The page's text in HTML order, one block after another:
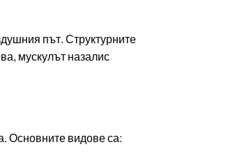
път. Структурните
мускулът назалис
Основните видове са: